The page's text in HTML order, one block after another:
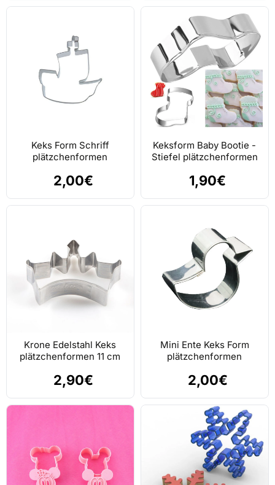
Keks Form Schriff
plätzchenformen
2,00€
Keksform Baby Bootie -
Stiefel plätzchenformen
1,90€
Krone Edelstahl Keks
plätzchenformen 11 cm
2,90€
Mini Ente Keks Form
plätzchenformen
2,00€